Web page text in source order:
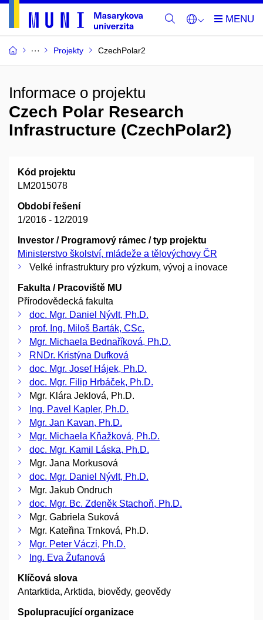
Projekty CzechPolar2
Informace o projektu
Czech Polar Research
Infrastructure (CzechPolar2)
Kód projektu
LM2015078
Období řešení
1/2016 - 12/2019
Investor / Programový rámec / typ projektu
Ministerstvo školství, mládeže a tělovýchovy ČR
Velké infrastruktury pro výzkum, vývoj a inovace
Fakulta / Pracoviště MU
Přírodovědecká fakulta
doc. Mgr. Daniel Nývlt, Ph.D.
prof. Ing. Miloš Barták, CSc.
Mgr. Michaela Bednaříková, Ph.D.
RNDr. Kristýna Dufková
doc. Mgr. Josef Hájek, Ph.D.
doc. Mgr. Filip Hrbáček, Ph.D.
Mgr. Klára Jeklová, Ph.D.
Ing. Pavel Kapler, Ph.D.
Mgr. Jan Kavan, Ph.D.
Mgr. Michaela Kňažková, Ph.D.
doc. Mgr. Kamil Láska, Ph.D.
Mgr. Jana Morkusová
doc. Mgr. Daniel Nývlt, Ph.D.
Mgr. Jakub Ondruch
doc. Mgr. Bc. Zdeněk Stachoň, Ph.D.
Mgr. Gabriela Suková
Mgr. Kateřina Trnková, Ph.D.
Mgr. Peter Váczi, Ph.D.
Ing. Eva Žufanová
Klíčová slova
Antarktida, Arktida, biovědy, geovědy
Spolupracující organizace